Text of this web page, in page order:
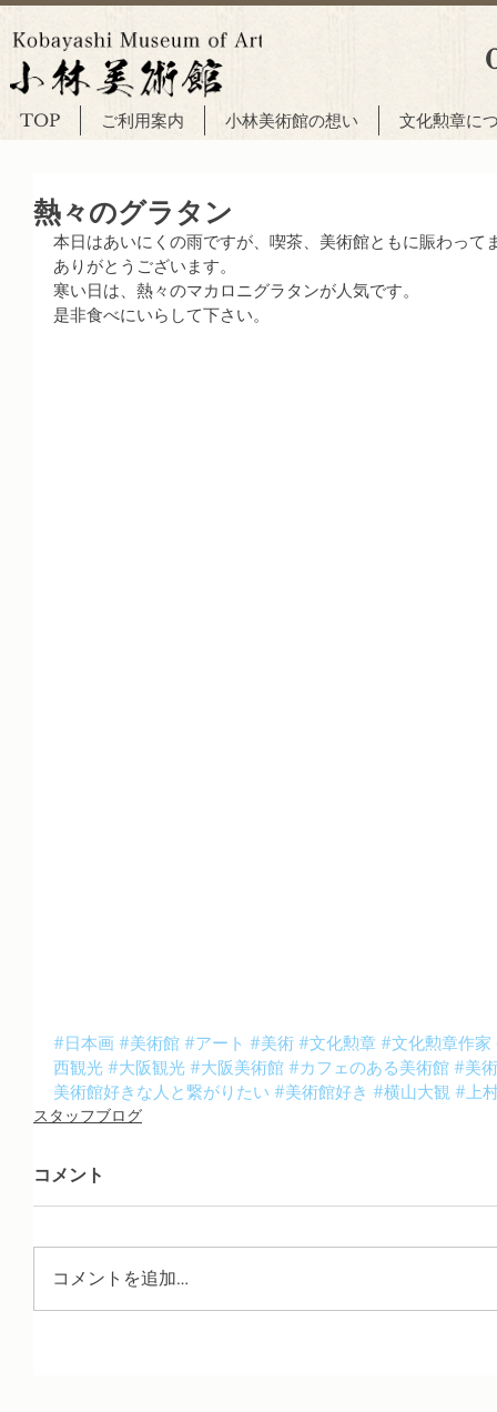
TOP ご利用案内 小林美術館の想い 文化勲章に
熱々のグラタン
本日はあいにくの雨ですが、喫茶、美術館ともに賑わって
ありがとうございます。
寒い日は、熱々のマカロニグラタンが人気です。
是非食べにいらして下さい。
#日本画 #美術館 #アート #美術 #文化勲章 #文化勲章作家
西観光 #大阪観光 #大阪美術館 #カフェのある美術館 #美
美術館好きな人と繋がりたい #美術館好き #横山大観 #上
スタッフブログ
コメント
コメントを追加…